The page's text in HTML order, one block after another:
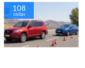
108
visitas